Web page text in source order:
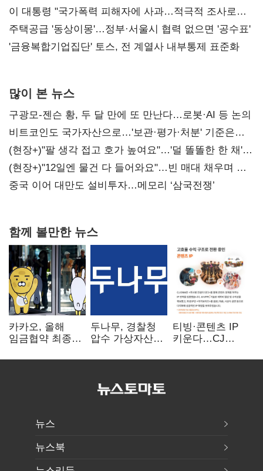
총선 지휘 못해"
이 대통령 "국가폭력 피해자에 사과…적극적 조사로
진실 밝혀야"
주택공급 '동상이몽'…정부·서울시 협력 없으면 '공수표'
'금융복합기업집단' 토스, 전 계열사 내부통제 표준화
많이 본 뉴스
구광모-젠슨 황, 두 달 만에 또 만난다…로봇·AI 등 논의
비트코인도 국가자산으로…'보관·평가·처분' 기준은
숙제
(현장+)"팔 생각 접고 호가 높여요"…'덜 똘똘한 한 채'
20억 키맞추기
(현장+)"12일엔 물건 다 들어와요"…빈 매대 채우며 문
연 홈플러스
중국 이어 대만도 설비투자…메모리 ‘삼국전쟁’
함께 볼만한 뉴스
카카오, 올해
임금협약 최종
인상·격려금
두나무, 경찰청
압수 가상자산
커스터디 사업
티빙·콘텐츠 IP
키운다…CJ
글로벌 확장 가속
뉴스
뉴스북